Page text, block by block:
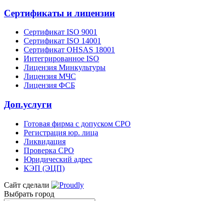
Сертификаты и лицензии
Сертификат ISO 9001
Сертификат ISO 14001
Сертификат OHSAS 18001
Интегрированное ISO
Лицензия Минкультуры
Лицензия МЧС
Лицензия ФСБ
Доп.услуги
Готовая фирма с допуском СРО
Регистрация юр. лица
Ликвидация
Проверка СРО
Юридический адрес
КЭП (ЭЦП)
Сайт сделали
Выбрать город